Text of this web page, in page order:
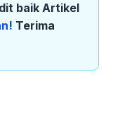
baik Artikel
Terima